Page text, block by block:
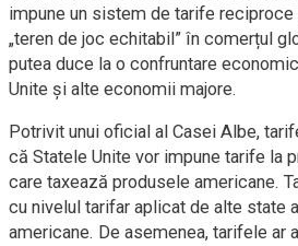
impune un sistem de tarife reciproce
„teren de joc echitabil” în comerțul
putea duce la o confruntare
Unite și alte economii majore.
Potrivit unui oficial al Casei Albe,
că Statele Unite vor impune tarife la
care taxează produsele americane.
cu nivelul tarifar aplicat de alte state
americane. De asemenea, tarifele ar